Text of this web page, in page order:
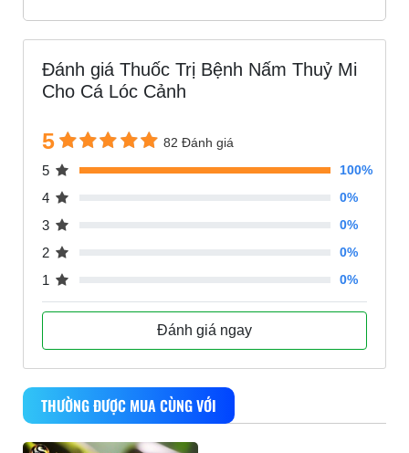
Đánh giá Thuốc Trị Bệnh Nấm Thuỷ Mi
Cho Cá Lóc Cảnh
5 82 Đánh giá
5 100%
4 0%
3 0%
2 0%
1 0%
Đánh giá ngay
THƯỜNG ĐƯỢC MUA CÙNG VỚI